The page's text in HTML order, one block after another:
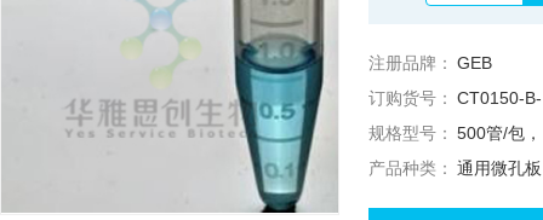
注册品牌： GEB
订购货号： CT0150-
规格型号： 500管/包
产品种类： 通用微孔板